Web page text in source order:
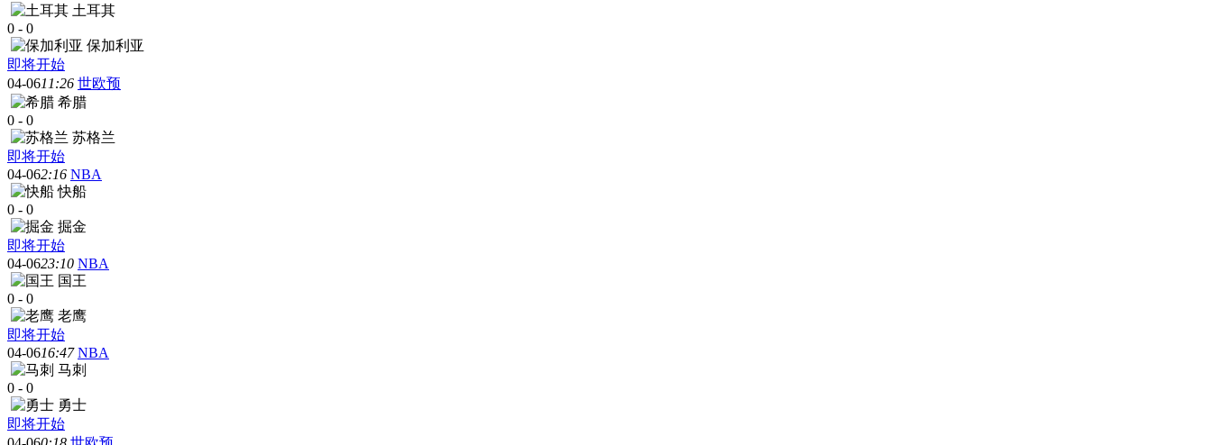
土耳其
0 - 0
保加利亚
即将开始
04-0611:26 世欧预
希腊
0 - 0
苏格兰
即将开始
04-062:16 NBA
快船
0 - 0
掘金
即将开始
04-0623:10 NBA
国王
0 - 0
老鹰
即将开始
04-0616:47 NBA
马刺
0 - 0
勇士
即将开始